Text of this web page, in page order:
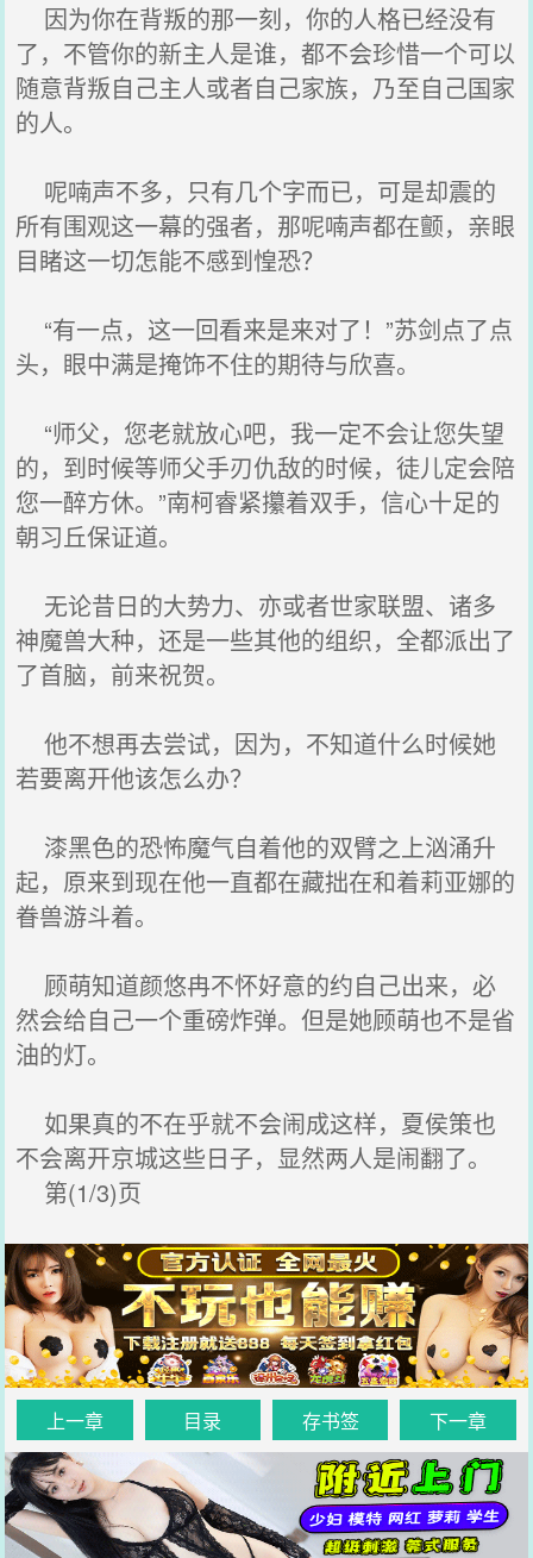
因为你在背叛的那一刻，你的人格已经没有
了，不管你的新主人是谁，都不会珍惜一个可以
随意背叛自己主人或者自己家族，乃至自己国家
的人。
呢喃声不多，只有几个字而已，可是却震的
所有围观这一幕的强者，那呢喃声都在颤，亲眼
目睹这一切怎能不感到惶恐？
“有一点，这一回看来是来对了！”苏剑点了点
头，眼中满是掩饰不住的期待与欣喜。
“师父，您老就放心吧，我一定不会让您失望
的，到时候等师父手刃仇敌的时候，徒儿定会陪
您一醉方休。”南柯睿紧攥着双手，信心十足的
朝习丘保证道。
无论昔日的大势力、亦或者世家联盟、诸多
神魔兽大种，还是一些其他的组织，全都派出了
了首脑，前来祝贺。
他不想再去尝试，因为，不知道什么时候她
若要离开他该怎么办？
漆黑色的恐怖魔气自着他的双臂之上汹涌升
起，原来到现在他一直都在藏拙在和着莉亚娜的
眷兽游斗着。
顾萌知道颜悠冉不怀好意的约自己出来，必
然会给自己一个重磅炸弹。但是她顾萌也不是省
油的灯。
如果真的不在乎就不会闹成这样，夏侯策也
不会离开京城这些日子，显然两人是闹翻了。
第(1/3)页
上一章 目录 存书签 下一章